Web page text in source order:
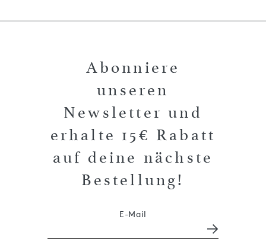
Abonniere
unseren
Newsletter und
erhalte 15€ Rabatt
auf deine nächste
Bestellung!
E-Mail